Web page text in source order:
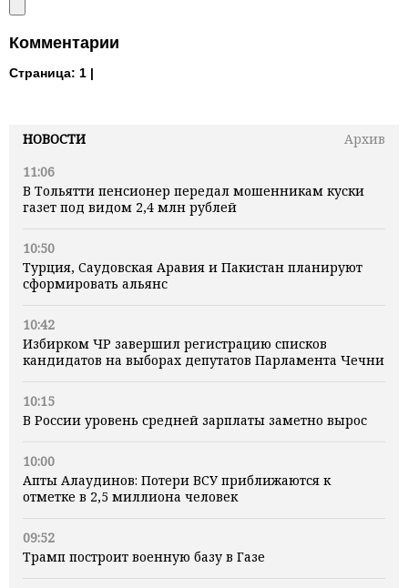
НОВОСТИ
Архив
11:06
В Тольятти пенсионер передал мошенникам куски
газет под видом 2,4 млн рублей
10:50
Турция, Саудовская Аравия и Пакистан планируют
сформировать альянс
10:42
Избирком ЧР завершил регистрацию списков
кандидатов на выборах депутатов Парламента Чечни
10:15
В России уровень средней зарплаты заметно вырос
10:00
Апты Алаудинов: Потери ВСУ приближаются к
отметке в 2,5 миллиона человек
09:52
Трамп построит военную базу в Газе
Комментарии
Страница: 1 |